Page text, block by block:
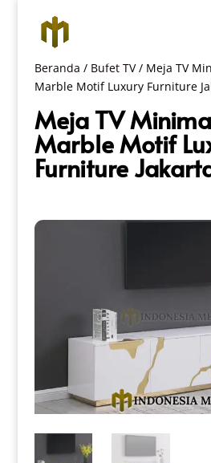
Beranda / Bufet TV/ Meja TV
Marble Motif Luxury Furniture
Meja TV
Marble Motif
Furniture